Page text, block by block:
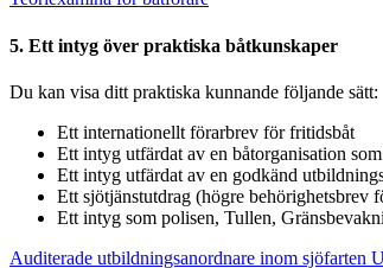
5. Ett intyg över praktiska båtkunskaper
Du kan visa ditt praktiska kunnande följande sätt:
Ett internationellt förarbrev för fritidsbåt
Ett intyg utfärdat av en båtorganisation
Ett intyg utfärdat av en godkänd
Ett sjötjänstutdrag (högre behörighetsbrev
Ett intyg som polisen, Tullen,
Auditerade utbildningsanordnare inom sjöfarten